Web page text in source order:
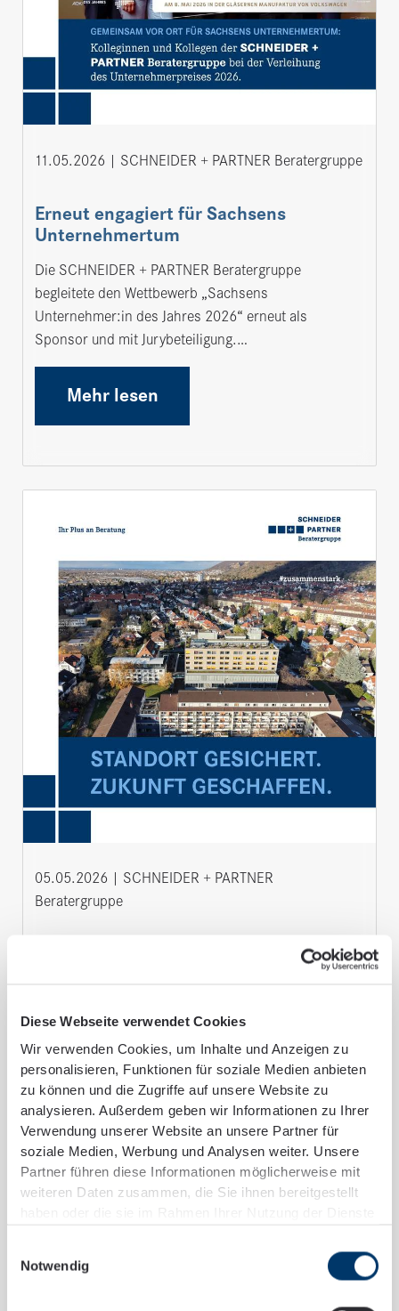
Diese Webseite verwendet Cookies
Wir verwenden Cookies, um Inhalte und Anzeigen zu
personalisieren, Funktionen für soziale Medien anbieten
zu können und die Zugriffe auf unsere Website zu
analysieren. Außerdem geben wir Informationen zu Ihrer
Verwendung unserer Website an unsere Partner für
soziale Medien, Werbung und Analysen weiter. Unsere
Partner führen diese Informationen möglicherweise mit
weiteren Daten zusammen, die Sie ihnen bereitgestellt
Notwendig
11.05.2026 SCHNEIDER + PARTNER Beratergruppe
Erneut engagiert für Sachsens
Unternehmertum
Die SCHNEIDER + PARTNER Beratergruppe
begleitete den Wettbewerb „Sachsens
Unternehmer:in des Jahres 2026“ erneut als
Sponsor und mit Jurybeteiligung.…
Mehr lesen
05.05.2026
SCHNEIDER + PARTNER
Beratergruppe
Erfolgreiche Fortführungslösung für
medizinische Versorgung, Arbeitsplätze und
Zukunftsperspektiven…
Mehr lesen